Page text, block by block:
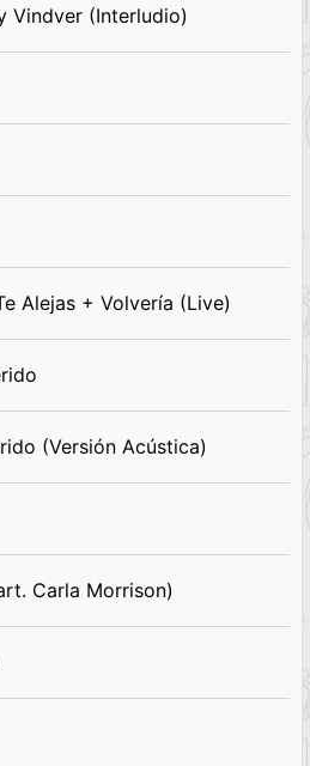
Vindver (Interludio)
Alejas + Volvería (Live)
(Versión Acústica)
Carla Morrison)